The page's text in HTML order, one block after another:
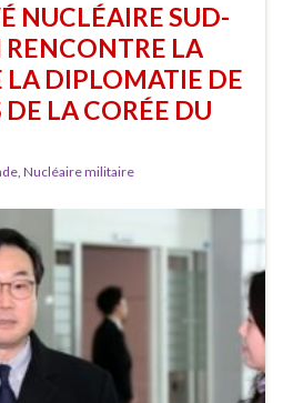
NUCLÉAIRE SUD-
RENCONTRE LA
LA DIPLOMATIE DE
DE LA CORÉE DU
, Nucléaire militaire